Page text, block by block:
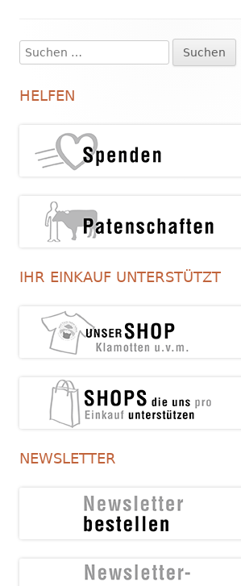
Haupt-
Seitenleiste
Suchen
nach:
HELFEN
IHR EINKAUF UNTERSTÜTZT
NEWSLETTER